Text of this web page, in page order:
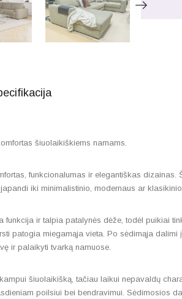
šiuolaikiškiems namams.
funkcionalumas ir elegantiškas
iki minimalistinio, modernaus ar
ir talpia patalynės dėže, todėl puikiai
patogia miegamąja vieta. Po sėdimąja
ir palaikyti tvarką namuose.
šiuolaikišką, tačiau laikui nepavaldų
poilsiui bei bendravimui.